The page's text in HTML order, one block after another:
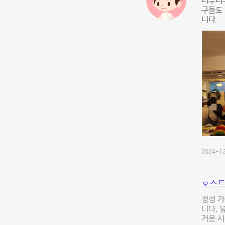
구들도
니다
2024-
호스
정성
니다.
거운